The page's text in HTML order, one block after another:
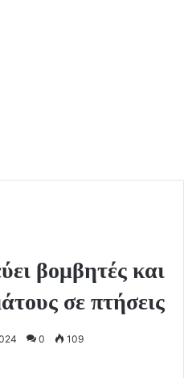
βομβητές και
σε πτήσεις
0 109